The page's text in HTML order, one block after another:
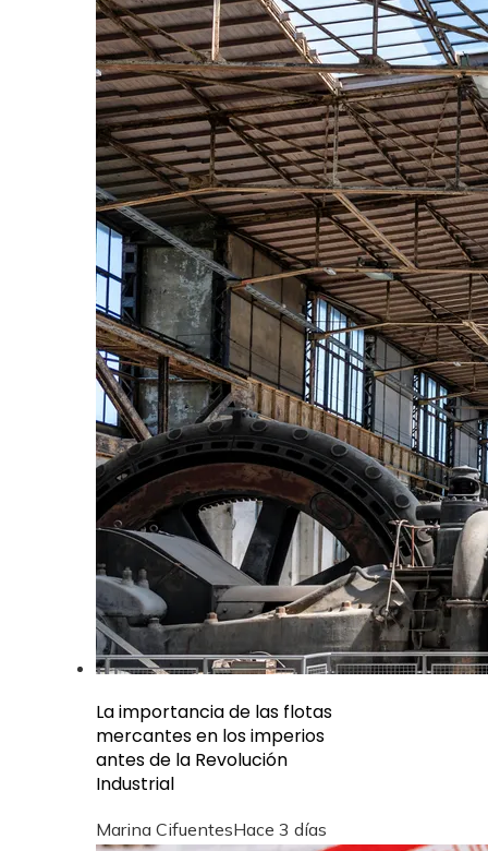
La importancia de las flotas
mercantes en los imperios
antes de la Revolución
Industrial
Marina CifuentesHace 3 días